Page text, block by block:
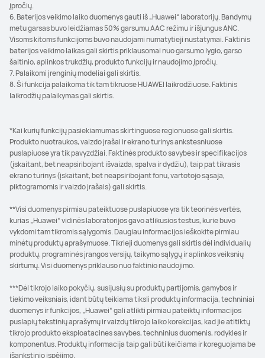
įpročių.
6. Baterijos veikimo laiko duomenys gauti iš „Huawei“ laboratorijų. Bandymų
metu garsas buvo leidžiamas 50% garsumu AAC režimu ir išjungus ANC.
Visoms kitoms funkcijoms buvo naudojami numatytieji nustatymai. Faktinis
baterijos veikimo laikas gali skirtis priklausomai nuo garsumo lygio, garso
šaltinio, aplinkos trukdžių, produkto funkcijų ir naudojimo įpročių.
7. Palaikomi įrenginių modeliai gali skirtis.
8. Ši funkcija palaikoma tik tam tikruose HUAWEI laikrodžiuose. Faktinis
laikrodžių palaikymas gali skirtis.
*Kai kurių funkcijų pasiekiamumas skirtinguose regionuose gali skirtis.
Produkto nuotraukos, vaizdo įrašai ir ekrano turinys ankstesniuose
puslapiuose yra tik pavyzdžiai. Faktinės produkto savybės ir specifikacijos
(įskaitant, bet neapsiribojant išvaizda, spalva ir dydžiu), taip pat tikrasis
ekrano turinys (įskaitant, bet neapsiribojant fonu, vartotojo sąsaja,
piktogramomis ir vaizdo įrašais) gali skirtis.
**Visi duomenys pirmiau pateiktuose puslapiuose yra tik teorinės vertės,
kurias „Huawei“ vidinės laboratorijos gavo atlikusios testus, kurie buvo
vykdomi tam tikromis sąlygomis. Daugiau informacijos ieškokite pirmiau
minėtų produktų aprašymuose. Tikrieji duomenys gali skirtis dėl individualių
produktų, programinės įrangos versijų, taikymo sąlygų ir aplinkos veiksnių
skirtumų. Visi duomenys priklauso nuo faktinio naudojimo.
***Dėl tikrojo laiko pokyčių, susijusių su produktų partijomis, gamybos ir
tiekimo veiksniais, idant būtų teikiama tiksli produktų informacija, techniniai
duomenys ir funkcijos, „Huawei“ gali atlikti pirmiau pateiktų informacijos
puslapių tekstinių aprašymų ir vaizdų tikrojo laiko korekcijas, kad jie atitiktų
tikrojo produkto eksploatacines savybes, techninius duomenis, rodykles ir
komponentus. Produktų informacija taip gali būti keičiama ir koreguojama be
išankstinio įspėjimo.